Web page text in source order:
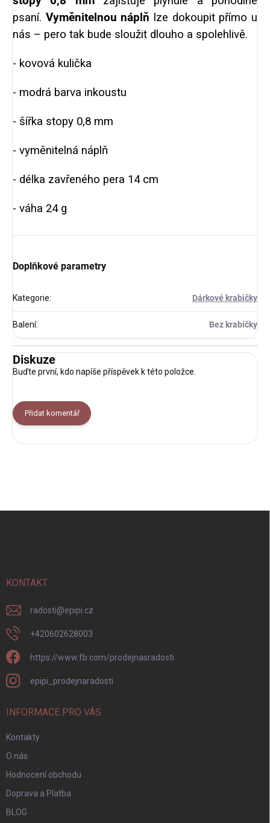
psaní. Vyměnitelnou náplň lze dokoupit přímo u
nás – pero tak bude sloužit dlouho a spolehlivě.
- kovová kulička
- modrá barva inkoustu
- šířka stopy 0,8 mm
- vyměnitelná náplň
- délka zavřeného pera 14 cm
- váha 24 g
Doplňkové parametry
Kategorie: Dárkové krabičky
Balení: Bez krabičky
Diskuze
Buďte první, kdo napíše příspěvek k této položce.
Přidat komentář
KONTAKT
radosti@epipi.cz
+420602628003
https://www.fb.com/prodejnasradosti
epipi_prodejnaradosti
INFORMACE PRO VÁS
Kontakty
O nás
Hodnocení obchodu
Doprava a Platba
BLOG